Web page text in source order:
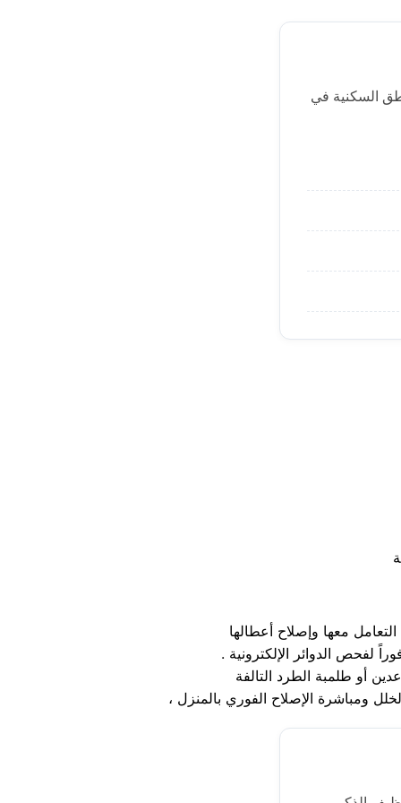
السكنية في
معها وإصلاح أعطالها
لفحص الدوائر الإلكترونية
أو طلمبة الطرد التالفة